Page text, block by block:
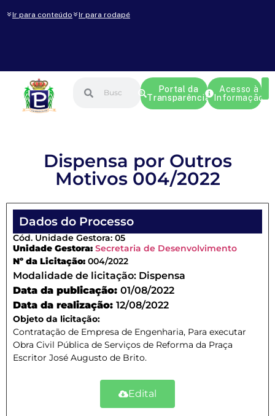
Ir para conteúdo Ir para rodapé
Portal da
Transparência
Acesso à
Informação
Dispensa por Outros
Motivos 004/2022
Dados do Processo
Cód. Unidade Gestora: 05
Unidade Gestora: Secretaria de Desenvolvimento
Nº da Licitação: 004/2022
Modalidade de licitação: Dispensa
Data da publicação: 01/08/2022
Data da realização: 12/08/2022
Objeto da licitação:
Contratação de Empresa de Engenharia, Para executar
Obra Civil Pública de Serviços de Reforma da Praça
Escritor José Augusto de Brito.
Edital